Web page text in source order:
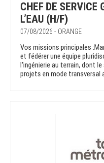
CHEF DE SERVICE
L’EAU (H/F)
07/08/2026 - ORANGE
Vos missions principales
et fédérer une équipe
l'ingénierie au terrain, dont le
projets en mode transversal